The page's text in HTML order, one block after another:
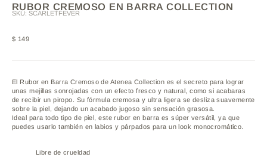
RUBOR CREMOSO EN BARRA COLLECTION
SKU: SCARLETFEVER
Precio de oferta
$ 149
El Rubor en Barra Cremoso de Atenea Collection es el secreto para lograr
unas mejillas sonrojadas con un efecto fresco y natural, como si acabaras
de recibir un piropo. Su fórmula cremosa y ultra ligera se desliza suavemente
sobre la piel, dejando un acabado jugoso sin sensación grasosa.
Ideal para todo tipo de piel, este rubor en barra es súper versátil, ya que
puedes usarlo también en labios y párpados para un look monocromático.
Libre de crueldad